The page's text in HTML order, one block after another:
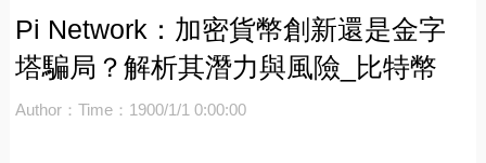
Pi Network：加密貨幣創新還是金字
塔騙局？解析其潛力與風險_比特幣
Author： Time：1900/1/1 0:00:00